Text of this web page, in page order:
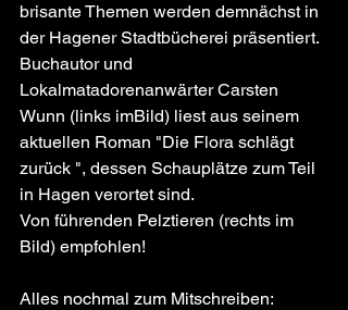
brisante Themen werden demnächst in
der Hagener Stadtbücherei präsentiert.
Buchautor und
Lokalmatadorenanwärter Carsten
Wunn (links imBild) liest aus seinem
aktuellen Roman "Die Flora schlägt
zurück ", dessen Schauplätze zum Teil
in Hagen verortet sind.
Von führenden Pelztieren (rechts im
Bild) empfohlen!
Alles nochmal zum Mitschreiben: